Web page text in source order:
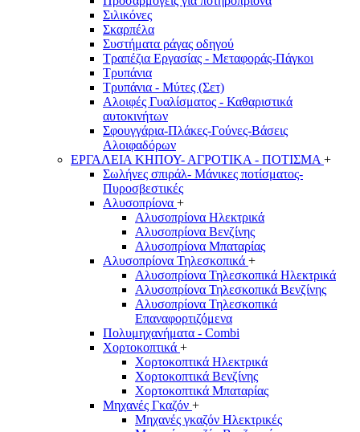
Σιλικόνες
Σκαρπέλα
Συστήματα ράγας οδηγού
Τραπέζια Εργασίας - Μεταφοράς-Πάγκοι
Τρυπάνια
Τρυπάνια - Μύτες (Σετ)
Αλοιφές Γυαλίσματος - Καθαριστικά
αυτοκινήτων
Σφουγγάρια-Πλάκες-Γούνες-Βάσεις
Αλοιφαδόρων
ΕΡΓΑΛΕΙΑ ΚΗΠΟΥ- ΑΓΡΟΤΙΚΑ - ΠΟΤΙΣΜΑ +
Σωλήνες σπιράλ- Μάνικες ποτίσματος-
Πυροσβεστικές
Αλυσοπρίονα +
Αλυσοπρίονα Ηλεκτρικά
Αλυσοπρίονα Βενζίνης
Αλυσοπρίονα Μπαταρίας
Αλυσοπρίονα Τηλεσκοπικά +
Αλυσοπρίονα Τηλεσκοπικά Ηλεκτρικά
Αλυσοπρίονα Τηλεσκοπικά Βενζίνης
Αλυσοπρίονα Τηλεσκοπικά
Επαναφορτιζόμενα
Πολυμηχανήματα - Combi
Χορτοκοπτικά +
Χορτοκοπτικά Ηλεκτρικά
Χορτοκοπτικά Βενζίνης
Χορτοκοπτικά Μπαταρίας
Μηχανές Γκαζόν +
Μηχανές γκαζόν Ηλεκτρικές